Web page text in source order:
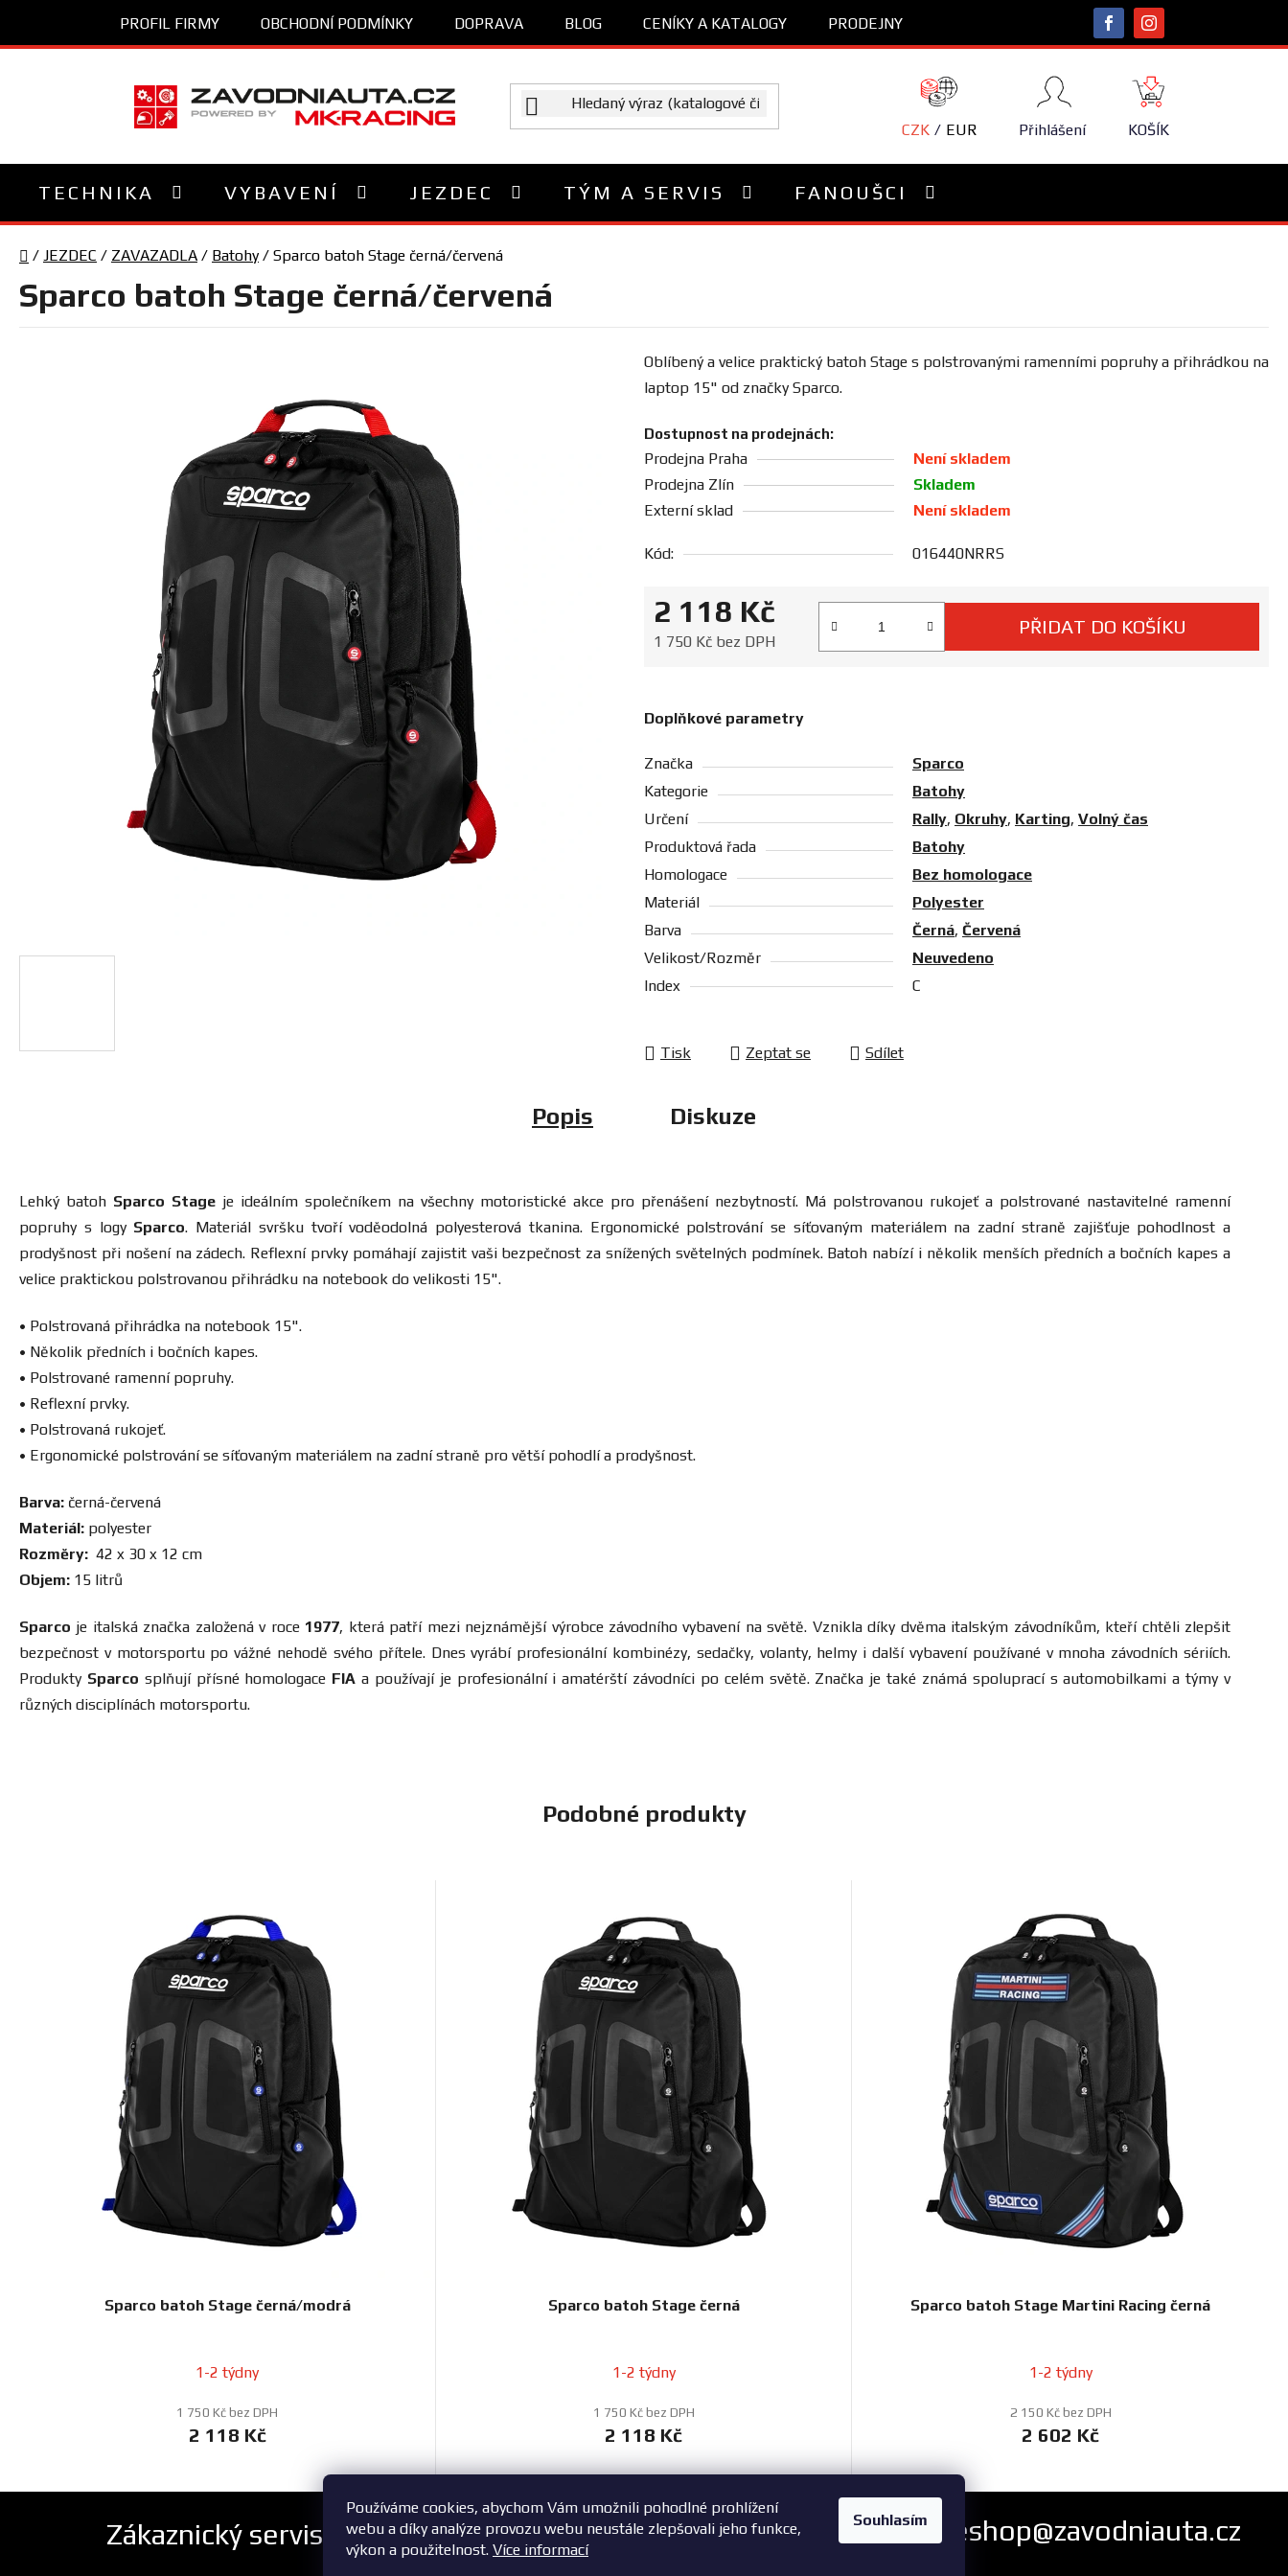
Používáme cookies, abychom Vám umožnili pohodlné prohlížení
webu a díky analýze provozu webu neustále zlepšovali jeho funkce,
výkon a použitelnost. Více informací
Souhlasím
obsah
PROFIL FIRMY OBCHODNÍ PODMÍNKY DOPRAVA BLOG CENÍKY A KATALOGY PRODEJNY
CZK EUR Přihlášení
NÁKUPNÍ
KOŠÍK
KOŠÍK
TECHNIKA VYBAVENÍ JEZDEC TÝM A SERVIS FANOUŠCI
Domů
/ JEZDEC / ZAVAZADLA / Batohy / Sparco batoh Stage černá/červená
Sparco batoh Stage černá/červená
Oblíbený a velice praktický batoh Stage s polstrovanými ramenními popruhy a přihrádkou na
laptop 15" od značky Sparco.
Dostupnost na prodejnách:
Prodejna Zlín Skladem
Prodejna Praha Není skladem
Externí sklad Není skladem
Kód: 016440NRRS
2 118 Kč
1 750 Kč bez DPH
PŘIDAT DO KOŠÍKU
Doplňkové parametry
Značka
Sparco
Kategorie
Batohy
Určení
Rally, Okruhy, Karting, Volný čas
Produktová řada
Batohy
Homologace
Bez homologace
Materiál
Polyester
Barva
Černá, Červená
Velikost/Rozměr
Neuvedeno
Index
C
Tisk Zeptat se Sdílet
Popis Diskuze
Lehký batoh Sparco Stage je ideálním společníkem na všechny motoristické akce pro přenášení nezbytností. Má polstrovanou rukojeť a polstrované nastavitelné ramenní
popruhy s logy Sparco. Materiál svršku tvoří voděodolná polyesterová tkanina. Ergonomické polstrování se síťovaným materiálem na zadní straně zajišťuje pohodlnost a
prodyšnost při nošení na zádech. Reflexní prvky pomáhají zajistit vaši bezpečnost za snížených světelných podmínek. Batoh nabízí i několik menších předních a bočních kapes a
velice praktickou polstrovanou přihrádku na notebook do velikosti 15".
• Polstrovaná přihrádka na notebook 15".
• Několik předních i bočních kapes.
• Polstrované ramenní popruhy.
• Reflexní prvky.
• Polstrovaná rukojeť.
• Ergonomické polstrování se síťovaným materiálem na zadní straně pro větší pohodlí a prodyšnost.
Barva: černá-červená
Materiál: polyester
Rozměry: 42 x 30 x 12 cm
Objem: 15 litrů
Sparco je italská značka založená v roce 1977, která patří mezi nejznámější výrobce závodního vybavení na světě. Vznikla díky dvěma italským závodníkům, kteří chtěli zlepšit
bezpečnost v motorsportu po vážné nehodě svého přítele. Dnes vyrábí profesionální kombinézy, sedačky, volanty, helmy i další vybavení používané v mnoha závodních sériích.
Produkty Sparco splňují přísné homologace FIA a používají je profesionální i amatérští závodníci po celém světě. Značka je také známá spoluprací s automobilkami a týmy v
různých disciplínách motorsportu.
Podobné produkty
Sparco batoh Stage černá/modrá
1-2 týdny
1 750 Kč bez DPH
2 118 Kč
Sparco batoh Stage černá
1-2 týdny
1 750 Kč bez DPH
2 118 Kč
Sparco batoh Stage Martini Racing černá
1-2 týdny
2 150 Kč bez DPH
2 602 Kč
Zákaznický servis +420 603 785 748 eshop@zavodniauta.cz